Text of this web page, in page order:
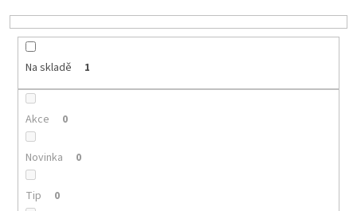
k
vínu
Akční
nabídka
Dárkové
poukazy
Získat
k
t
Na skladě 1
Akce 0
Novinka 0
Tip 0